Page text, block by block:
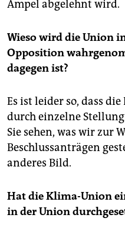
Ampel abgelehnt wird.
Wieso wird die Union
Opposition
dagegen ist?
Es ist leider so, dass
durch einzelne
Sie sehen, was wir zur
Beschlussanträgen
anderes Bild.
Hat die Klima-Union
in der Union